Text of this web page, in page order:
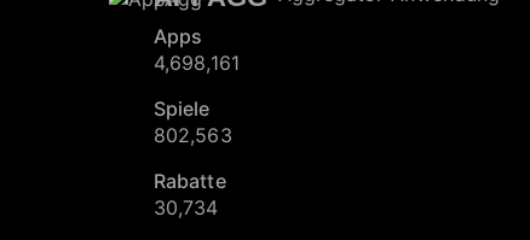
Apps
4,698,161
Spiele
802,563
Rabatte
30,734